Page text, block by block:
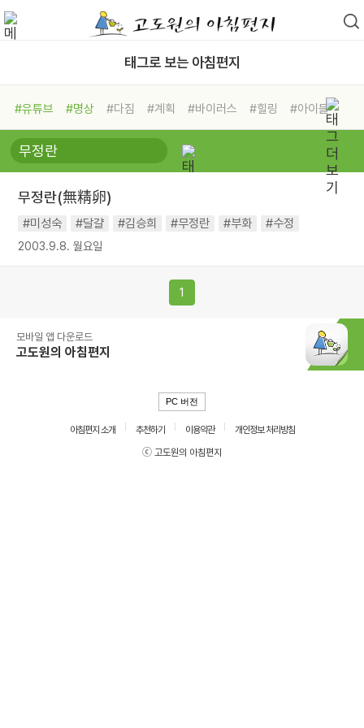
태그로 보는 아침편지
#유튜브 #명상 #다짐 #계획 #바이러스 #힐링
#아이들
#비전캠프
#독서캠프 #삶
#희망
#나눔 #친구 #링컨학교
#독서
#건강 #면역력
무정란(無精卵)
#미성숙 #달걀 #김승희 #무정란 #부화 #수정
2003.9.8. 월요일
1
모바일 앱 다운로드
고도원의 아침편지
PC 버전
아침편지 소개 추천하기 이용약관
개인정보 처리방침
ⓒ 고도원의 아침편지